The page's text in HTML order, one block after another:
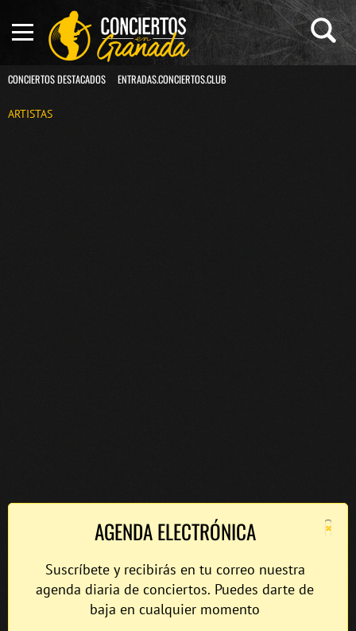
CONCIERTOS DESTACADOS ENTRADAS.CONCIERTOS.CLUB
ARTISTAS
×
AGENDA ELECTRÓNICA
Suscríbete y recibirás en tu correo nuestra
agenda diaria de conciertos. Puedes darte de
baja en cualquier momento